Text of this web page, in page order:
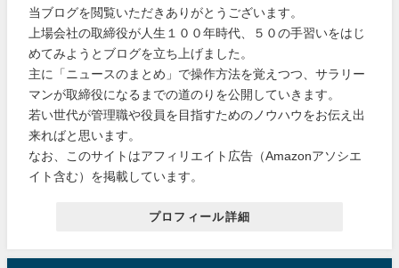
当ブログを閲覧いただきありがとうございます。
上場会社の取締役が人生１００年時代、５０の手習いをはじ
めてみようとブログを立ち上げました。
主に「ニュースのまとめ」で操作方法を覚えつつ、サラリー
マンが取締役になるまでの道のりを公開していきます。
若い世代が管理職や役員を目指すためのノウハウをお伝え出
来ればと思います。
なお、このサイトはアフィリエイト広告（Amazonアソシエ
イト含む）を掲載しています。
プロフィール詳細